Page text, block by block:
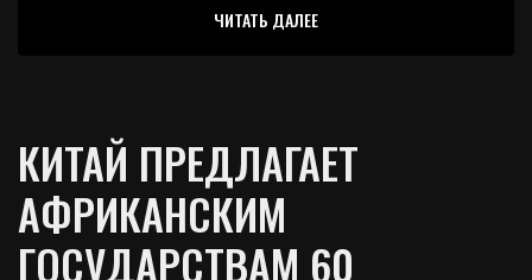
ЧИТАТЬ ДАЛЕЕ
КИТАЙ ПРЕДЛАГАЕТ
АФРИКАНСКИМ
ГОСУДАРСТВАМ 60